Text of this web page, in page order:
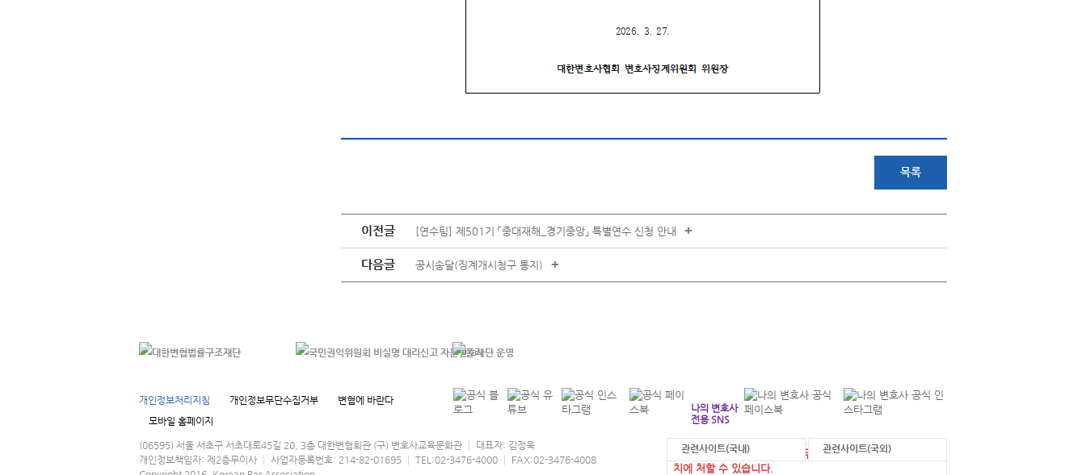
목록
이전글 [연수팀] 제501기 「중대재해_경기중앙」 특별연수 신청 안내 +
다음글 공시송달(징계개시청구 통지) +
개인정보처리지침 개인정보무단수집거부
변협에 바란다
모바일 홈페이지
나의 변호사
전용 SNS
(06595) 서울 서초구 서초대로45길 20, 3층 대한변협회관 (구) 변호사교육문화관 │ 대표자: 김정욱
개인정보책임자: 제2총무이사 │ 사업자등록번호: 214-82-01695 │ TEL:02-3476-4000 │ FAX:02-3476-4008
본 홈페이지에 게시된 정보를 무단으로 사용한 경우 법적 조
치에 처할 수 있습니다.
관련사이트(국내) 관련사이트(국외)